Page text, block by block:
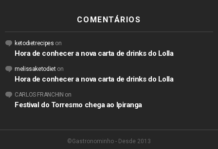
COMENTÁRIOS
ketodietrecipes on
Hora de conhecer a nova carta de drinks do Lolla
melissaketodieton
Hora de conhecer a nova carta de drinks do Lolla
CARLOS FRANCHIN on
Festival do Torresmo chega ao Ipiranga
©Gastronominho - Desde 2013